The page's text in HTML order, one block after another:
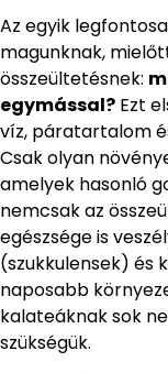
Az egyik
magunknak,
összeültetésnek:
egymással? Ezt
víz, páratartalom
Csak olyan
amelyek hasonló
nemcsak az
egészsége is
(szukkulensek) és
naposabb
kalateáknak sok
szükségük.